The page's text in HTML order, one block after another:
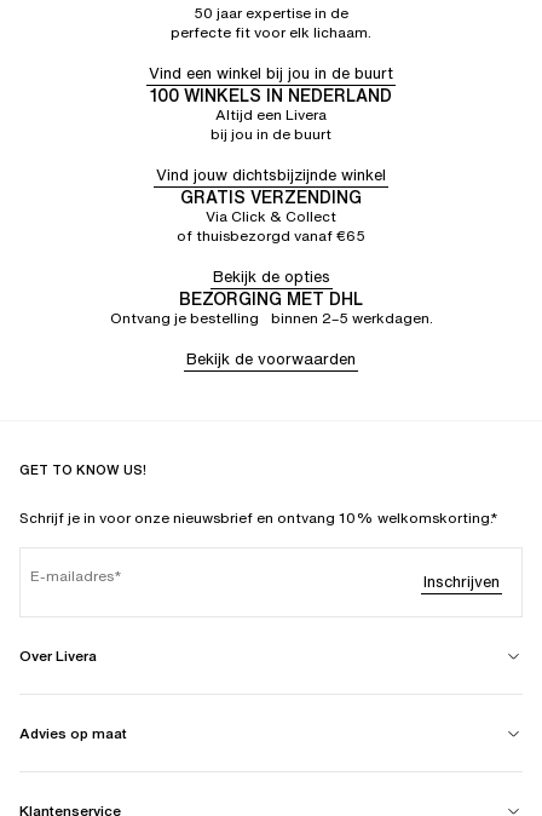
50 jaar expertise in de
perfecte fit voor elk lichaam.
Vind een winkel bij jou in de buurt
100 WINKELS IN NEDERLAND
Altijd een Livera
bij jou in de buurt
Vind jouw dichtsbijzijnde winkel
GRATIS VERZENDING
Via Click & Collect
of thuisbezorgd vanaf €65
Bekijk de opties
BEZORGING MET DHL
Ontvang je bestelling binnen 2–5 werkdagen.
Bekijk de voorwaarden
GET TO KNOW US!
Schrijf je in voor onze nieuwsbrief en ontvang 10% welkomskorting.*
E-mailadres Inschrijven
Over Livera
Advies op maat
Klantenservice